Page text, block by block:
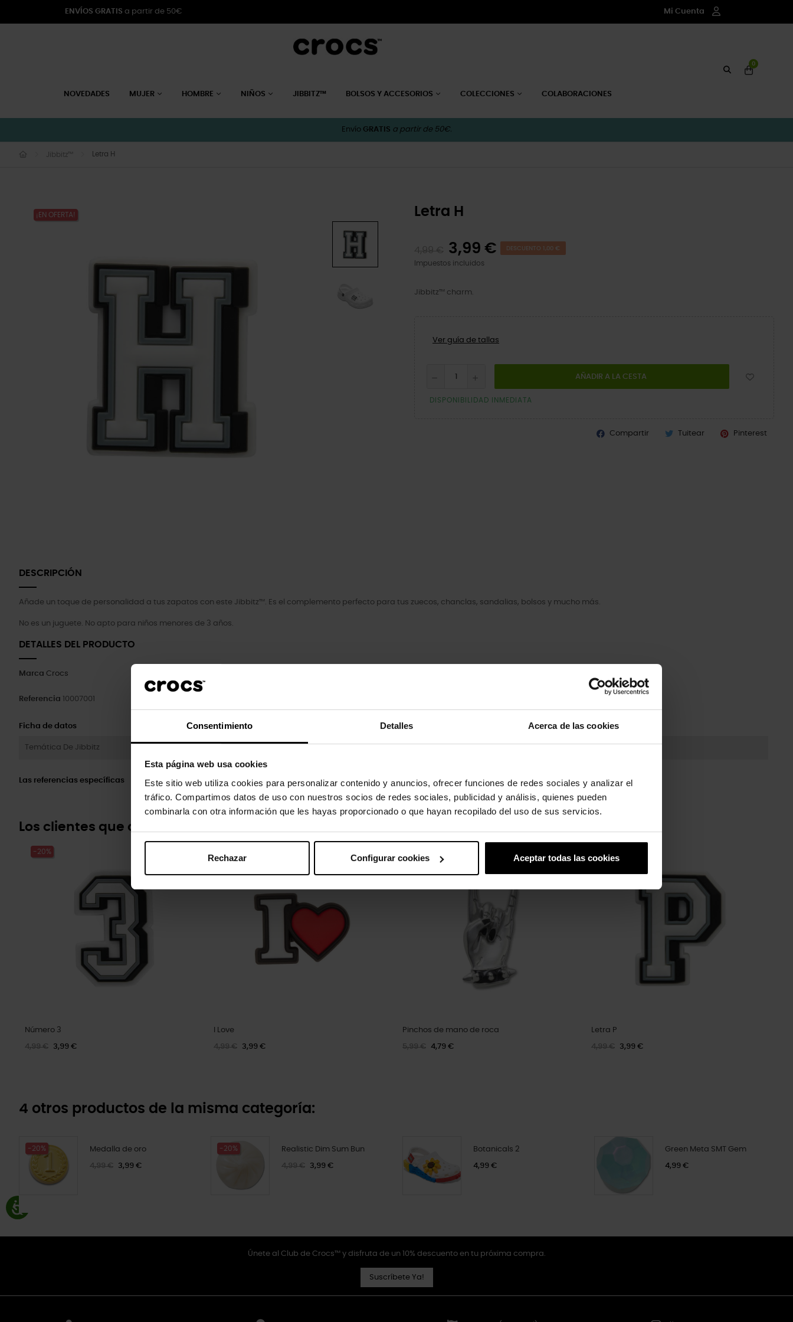
Consentimiento Detalles Acerca de las cookies
Esta página web usa cookies
Este sitio web utiliza cookies para personalizar contenido y anuncios, ofrecer funciones de redes sociales y analizar el
tráfico. Compartimos datos de uso con nuestros socios de redes sociales, publicidad y análisis, quienes pueden
combinarla con otra información que les hayas proporcionado o que hayan recopilado del uso de sus servicios.
Rechazar Configurar cookies Aceptar todas las cookies
ENVÍOS GRATIS a partir de 50€ Mi Cuenta
NOVEDADES MUJER HOMBRE NIÑOS JIBBITZ™ BOLSOS Y ACCESORIOS COLECCIONES COLABORACIONES
0
Envío GRATIS a partir de 50€.
Jibbitz™ Letra H
¡EN OFERTA! Letra H
3,99 € DESCUENTO 1,00 €
Impuestos incluidos
Jibbitz™ charm.
Ver guía de tallas
AÑADIR A LA CESTA
DISPONIBILIDAD INMEDIATA
Compartir Tuitear Pinterest
DESCRIPCIÓN
Añade un toque de personalidad a tus zapatos con este Jibbitz™. Es el complemento perfecto para tus zuecos, chanclas, sandalias, bolsos y mucho más.
No es un juguete. No apto para niños menores de 3 años.
DETALLES DEL PRODUCTO
Marca Crocs
Referencia 10007001
Ficha de datos
Temática De Jibbitz
Las referencias específicas
Los clientes que compraron este producto también han comprado:
-20%
Número 3
4,99 € 3,99 €
I Love
4,99 € 3,99 €
Pinchos de mano de roca
5,99 € 4,79 €
Letra P
4,99 € 3,99 €
4 otros productos de la misma categoría:
-20% Medalla de oro
4,99 € 3,99 €
-20% Realistic Dim Sum Bun
4,99 € 3,99 €
Botanicals 2
4,99 €
Green Meta SMT Gem
4,99 €
Únete al Club de Crocs™ y disfruta de un 10% descuento en tu próxima compra.
Suscríbete Ya!